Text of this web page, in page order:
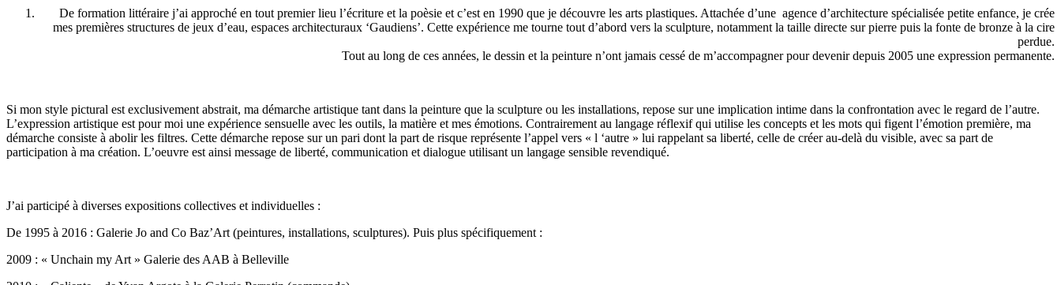
De formation littéraire j’ai approché en tout premier lieu l’écriture et la poèsie et c’est en 1990 que je découvre les arts plastiques. Attachée d’une agence d’architecture spécialisée petite enfance, je crée
mes premières structures de jeux d’eau, espaces architecturaux ‘Gaudiens’. Cette expérience me tourne tout d’abord vers la sculpture, notamment la taille directe sur pierre puis la fonte de bronze à la cire
perdue.
Tout au long de ces années, le dessin et la peinture n’ont jamais cessé de m’accompagner pour devenir depuis 2005 une expression permanente.
Si mon style pictural est exclusivement abstrait, ma démarche artistique tant dans la peinture que la sculpture ou les installations, repose sur une implication intime dans la confrontation avec le regard de l’autre.
L’expression artistique est pour moi une expérience sensuelle avec les outils, la matière et mes émotions. Contrairement au langage réflexif qui utilise les concepts et les mots qui figent l’émotion première, ma
démarche consiste à abolir les filtres. Cette démarche repose sur un pari dont la part de risque représente l’appel vers « l ‘autre » lui rappelant sa liberté, celle de créer au-delà du visible, avec sa part de
participation à ma création. L’oeuvre est ainsi message de liberté, communication et dialogue utilisant un langage sensible revendiqué.
J’ai participé à diverses expositions collectives et individuelles :
De 1995 à 2016 : Galerie Jo and Co Baz’Art (peintures, installations, sculptures). Puis plus spécifiquement :
2009 : « Unchain my Art » Galerie des AAB à Belleville